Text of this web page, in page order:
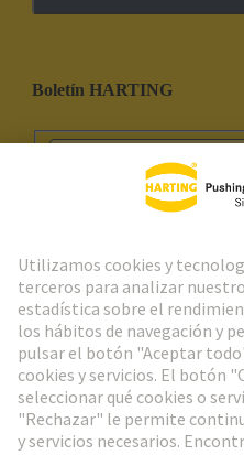
Boletín HARTING
Ir al registro
Social Media